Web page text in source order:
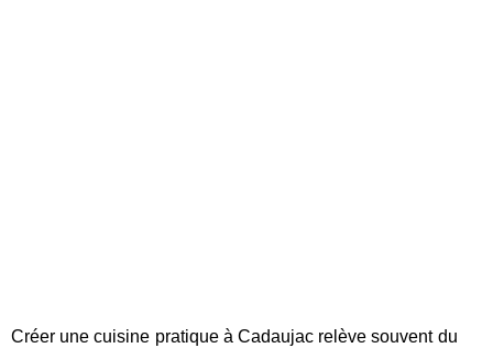
Créer une cuisine pratique à Cadaujac relève souvent du